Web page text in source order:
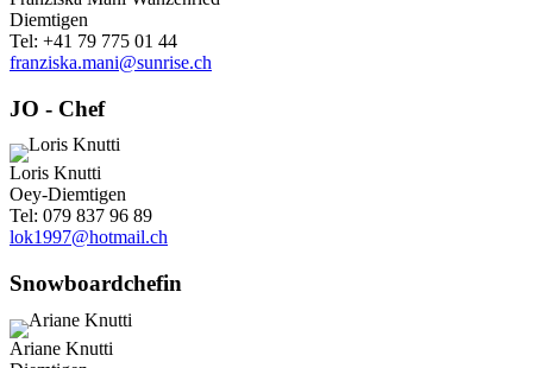
Diemtigen
Tel: +41 79 775 01 44
franziska.mani@sunrise.ch
JO - Chef
Loris Knutti
Oey-Diemtigen
Tel: 079 837 96 89
lok1997@hotmail.ch
Snowboardchefin
Ariane Knutti